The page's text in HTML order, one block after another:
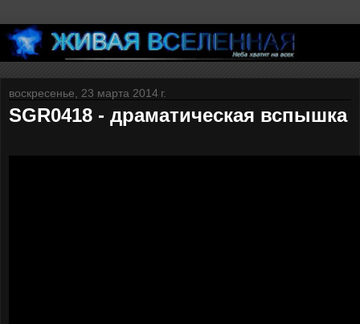
воскресенье, 23 марта 2014 г.
SGR0418 - драматическая вспышка